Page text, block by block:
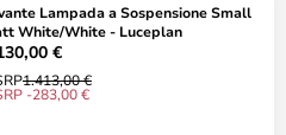
Lampada a Sospensione Small
White/White - Luceplan
€
1.413,00 €
-283,00 €